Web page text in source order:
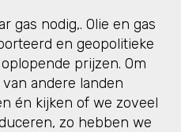
gas nodig,. Olie en gas
en geopolitieke
prijzen. Om
andere landen
én kijken of we zoveel
zo hebben we